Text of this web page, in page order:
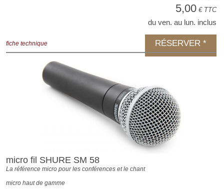
5,00 € TTC
du ven. au lun. inclus
fiche technique RÉSERVER *
micro fil SHURE SM 58
La référence micro pour les conférences et le chant
micro haut de gamme